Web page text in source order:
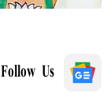
Follow Us